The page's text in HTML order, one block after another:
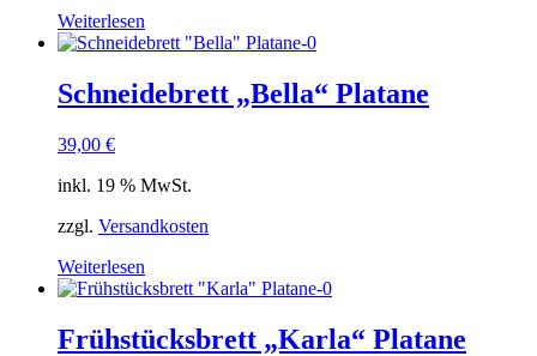
Weiterlesen
Schneidebrett „Bella“ Platane
39,00 €
inkl. 19 % MwSt.
zzgl. Versandkosten
Weiterlesen
Frühstücksbrett „Karla“ Platane